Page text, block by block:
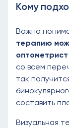
Кому
Важно
терапию
со всем
так
составить
Визуальная